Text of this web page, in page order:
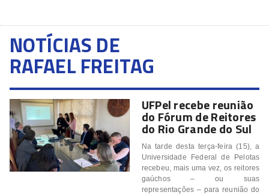
NOTÍCIAS DE
RAFAEL FREITAG
UFPel recebe reunião
do Fórum de Reitores
do Rio Grande do Sul
Na tarde desta terça-feira (15), a
Universidade Federal de Pelotas
recebeu, mais uma vez, os reitores
gaúchos – ou suas
representações – para reunião do